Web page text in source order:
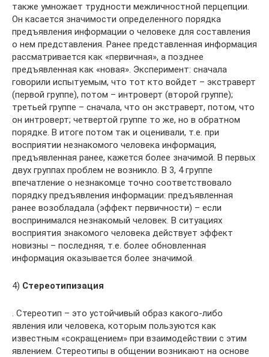
также умножает трудности межличностной перцепции.
Он касается значимости определенного порядка
предъявления информации о человеке для составления
о нем представления. Ранее представленная информация
рассматривается как «первичная», а позднее
предъявленная как «новая». Эксперимент: сначала
говорили испытуемым, что тот кто войдет – экстраверт
(первой группе), потом – интроверт (второй группе);
третьей группе – сначала, что он экстраверт, потом, что
он интроверт; четвертой группе то же, но в обратном
порядке. В итоге потом так и оценивали, т.е. при
восприятии незнакомого человека информация,
предъявленная ранее, кажется более значимой. В первых
двух группах проблем не возникло. В 3, 4 группе
впечатление о незнакомце точно соответствовало
порядку предъявления информации: предъявленная
ранее возобладала (эффект первичности) – если
воспринимался незнакомый человек. В ситуациях
восприятия знакомого человека действует эффект
новизны – последняя, т.е. более обновленная
информация оказывается более значимой.
4) Стереотипизация
. Стереотип – это устойчивый образ какого-либо
явления или человека, которым пользуются как
известным «сокращением» при взаимодействии с этим
явлением. Стереотипы в общении возникают на основе